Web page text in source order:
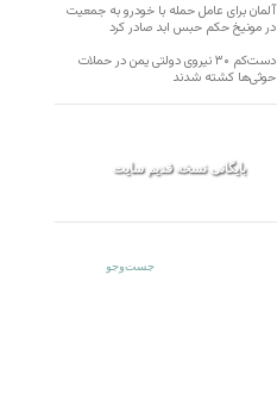
آلمان برای عامل حمله با خودرو به جمعیت
در مونیخ حکم حبس ابد صادر کرد
دست‌کم ۳۰ نیروی دولتی یمن در حملات
حوثی‌ها کشته شدند
بایگانی نسخه قدیم سایت